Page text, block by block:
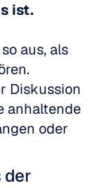
ist.
aus, als
Diskussion
anhaltende
oder
der